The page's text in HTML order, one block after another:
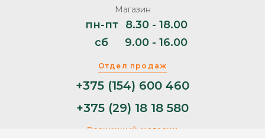
Отдел продаж
+375 (154) 600 460
+375 (29) 18 18 580
Розничный магазин
Магазин
пн-пт
8.30 - 18.00
сб
9.00 - 16.00